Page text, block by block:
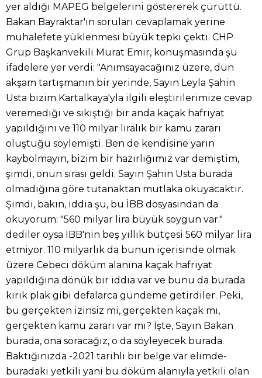
yer aldığı MAPEG belgelerini göstererek çürüttü.
Bakan Bayraktar'ın soruları cevaplamak yerine
muhalefete yüklenmesi büyük tepki çekti. CHP
Grup Başkanvekili Murat Emir, konuşmasında şu
ifadelere yer verdi: "Anımsayacağınız üzere, dün
akşam tartışmanın bir yerinde, Sayın Leyla Şahin
Usta bizim Kartalkaya'yla ilgili eleştirilerimize cevap
veremediği ve sıkıştığı bir anda kaçak hafriyat
yapıldığını ve 110 milyar liralık bir kamu zararı
oluştuğu söylemişti. Ben de kendisine yarın
kaybolmayın, bizim bir hazırlığımız var demiştim,
şimdi, onun sırası geldi. Sayın Şahin Usta burada
olmadığına göre tutanaktan mutlaka okuyacaktır.
Şimdi, bakın, iddia şu, bu İBB dosyasından da
okuyorum: "560 milyar lira büyük soygun var."
dediler oysa İBB'nin beş yıllık bütçesi 560 milyar lira
etmiyor. 110 milyarlık da bunun içerisinde olmak
üzere Cebeci döküm alanına kaçak hafriyat
yapıldığına dönük bir iddia var ve bunu da burada
kırık plak gibi defalarca gündeme getirdiler. Peki,
bu gerçekten izinsiz mi, gerçekten kaçak mı,
gerçekten kamu zararı var mı? İşte, Sayın Bakan
burada, ona soracağız, o da söyleyecek burada.
Baktığınızda -2021 tarihli bir belge var elimde-
buradaki yetkili yani bu döküm alanıyla yetkili olan